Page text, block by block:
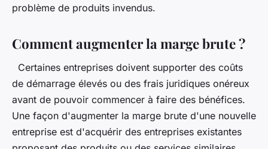
problème de produits invendus.
Comment augmenter la marge brute ?
Certaines entreprises doivent supporter des coûts
de démarrage élevés ou des frais juridiques onéreux
avant de pouvoir commencer à faire des bénéfices.
Une façon d'augmenter la marge brute d'une nouvelle
entreprise est d'acquérir des entreprises existantes